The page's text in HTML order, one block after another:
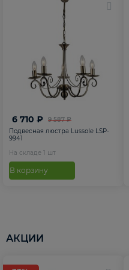
9 587 ₽
6 710 ₽
Подвесная люстра Lussole LSP-
9941
На складе 1 шт
В корзину
АКЦИИ